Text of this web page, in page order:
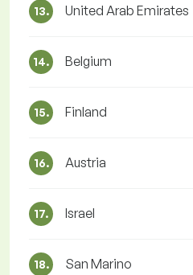
13. United Arab Emirates
14. Belgium
15. Finland
16. Austria
17. Israel
18. San Marino